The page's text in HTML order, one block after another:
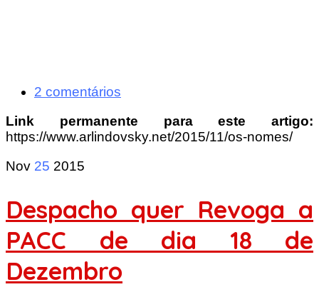
2 comentários
Link permanente para este artigo:
https://www.arlindovsky.net/2015/11/os-nomes/
Nov 25 2015
Despacho quer Revoga a
PACC de dia 18 de
Dezembro